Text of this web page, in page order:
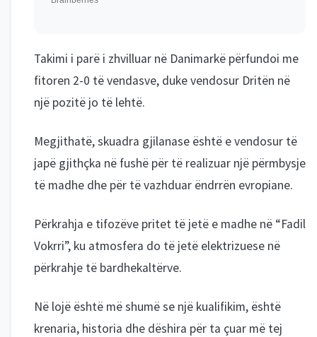
Takimi i parë i zhvilluar në Danimarkë përfundoi me
fitoren 2-0 të vendasve, duke vendosur Dritën në
një pozitë jo të lehtë.
Megjithatë, skuadra gjilanase është e vendosur të
japë gjithçka në fushë për të realizuar një përmbysje
të madhe dhe për të vazhduar ëndrrën evropiane.
Përkrahja e tifozëve pritet të jetë e madhe në “Fadil
Vokrri”, ku atmosfera do të jetë elektrizuese në
përkrahje të bardhekaltërve.
Në lojë është më shumë se një kualifikim, është
krenaria, historia dhe dëshira për ta çuar më tej